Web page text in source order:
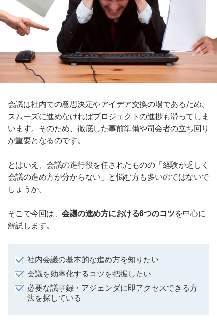
会議は社内での意思決定やアイデア交換の場であるため、
スムーズに進めなければプロジェクトの進捗も滞ってしま
います。そのため、徹底した事前準備や司会者の立ち回り
が重要となるのです。
とはいえ、会議の進行役を任されたものの「経験が乏しく
会議の進め方が分からない」と悩む方も多いのではないで
しょうか。
そこで今回は、 会議の進め方における6つのコツを中心に
解説します。
社内会議の基本的な進め方を知りたい
会議を効率化するコツを把握したい
必要な議事録・アジェンダに即アクセスできる方
法を探している